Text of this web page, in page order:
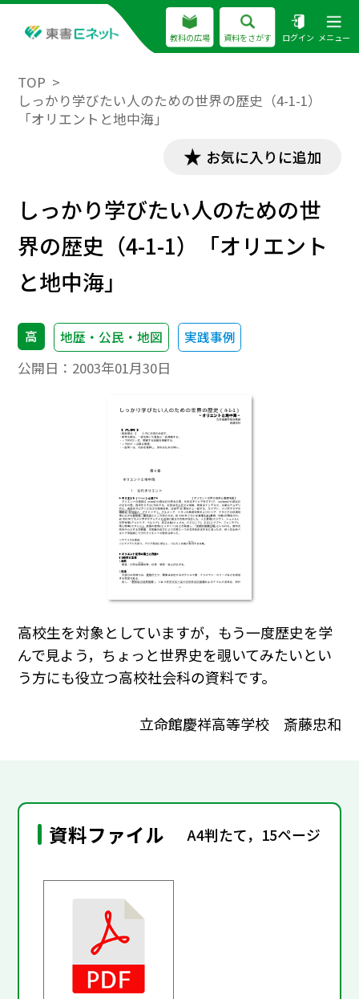
教科の広場 資料をさがす ログイン メニュー
TOP
しっかり学びたい人のための世界の歴史（4-1-1）
「オリエントと地中海」
お気に入りに追加
しっかり学びたい人のための世
界の歴史（4-1-1）「オリエント
と地中海」
高 地歴・公民・地図 実践事例
公開日： 2003年01月30日
高校生を対象としていますが，もう一度歴史を学
んで見よう，ちょっと世界史を覗いてみたいとい
う方にも役立つ高校社会科の資料です。
立命館慶祥高等学校 斎藤忠和
資料ファイル A4判たて，15ページ